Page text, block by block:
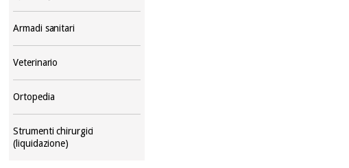
Armadi sanitari
Veterinario
Ortopedia
Strumenti chirurgici
(liquidazione)